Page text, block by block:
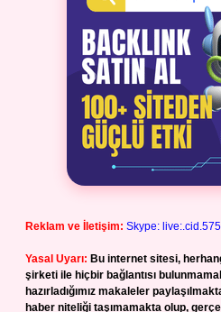
Reklam ve İletişim: Skype:
Yasal Uyarı: Bu internet sitesi,
şirketi ile hiçbir bağlantısı
hazırladığımız makaleler
haber niteliği taşımamakta olup,